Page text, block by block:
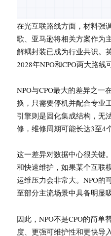
在光互联路线方面，材料强
歌、亚马逊将相关方案作为
解耦封装已成为行业共识。
2028年NPO和CPO两大路线
NPO与CPO最大的差异之一
换，只需要停机并配合专业
引擎则是固化集成结构，无
修，维修周期可能长达3至4
这一差异对数据中心很关键
和快速维护，如果某个互联
运维压力会非常大。NPO的
至部分主流场景中具备明显
因此，NPO不是CPO的简单
度、更强可维护性和更快导